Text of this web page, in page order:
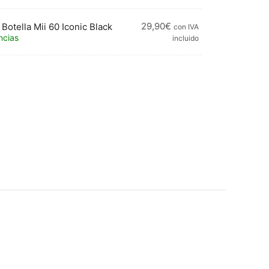
Mii 60 Iconic Black 29,90€ con IVA
incluido